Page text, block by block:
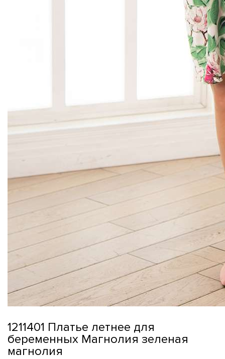
1211401 Платье летнее для
беременных Магнолия зеленая
магнолия